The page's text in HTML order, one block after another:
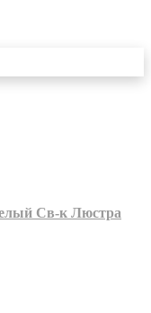
Св-к Люстра